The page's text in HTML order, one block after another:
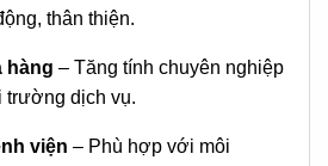
thân thiện.
hàng – Tăng tính chuyên nghiệp
trường dịch vụ.
viện – Phù hợp với môi